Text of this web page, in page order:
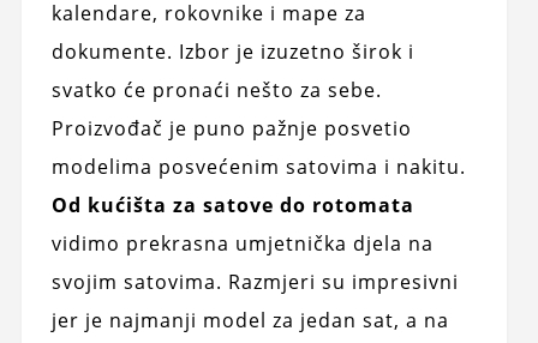
kalendare, rokovnike i mape za
dokumente. Izbor je izuzetno širok i
svatko će pronaći nešto za sebe.
Proizvođač je puno pažnje posvetio
modelima posvećenim satovima i nakitu.
Od kućišta za satove do rotomata
vidimo prekrasna umjetnička djela na
svojim satovima. Razmjeri su impresivni
jer je najmanji model za jedan sat, a na